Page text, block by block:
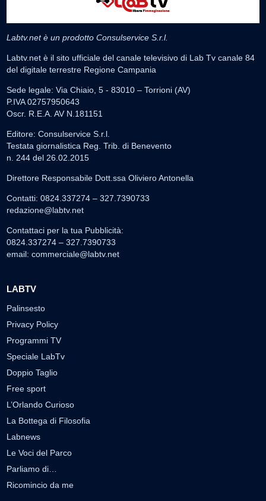
Labtv.net è un prodotto Consulservice S.r.l.
Labtv.net è il sito ufficiale del canale televisivo di Lab Tv canale 84
del digitale terrestre Regione Campania
Sede legale: Via Chiaio, 5 - 83010 – Torrioni (AV)
P.IVA 02757950643
Oscr. R.E.A. AV N.181151
Editore: Consulservice S.r.l.
Testata giornalistica Reg. Trib. di Benevento
n. 244 del 26.02.2015
Direttore Responsabile Dott.ssa Oliviero Antonella
Contatti: 0824.337274 – 327.7390733
redazione@labtv.net
Contattaci per la tua Pubblicità:
0824.337274 – 327.7390733
email: commerciale@labtv.net
LABTV
Palinsesto
Privacy Policy
Programmi TV
Speciale LabTv
Doppio Taglio
Free sport
L’Orlando Curioso
La Bottega di Filosofia
Labnews
Le Voci del Parco
Parliamo di…
Ricomincio da me